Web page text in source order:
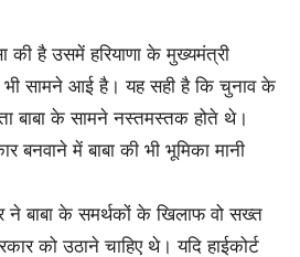
की है उसमें हरियाणा के मुख्यमंत्री
सामने आई है। यह सही है कि चुनाव के
बाबा के सामने नस्तमस्तक होते थे।
बनवाने में बाबा की भी भूमिका मानी
ने बाबा के समर्थकों के खिलाफ वो सख्त
को उठाने चाहिए थे। यदि हाईकोर्ट